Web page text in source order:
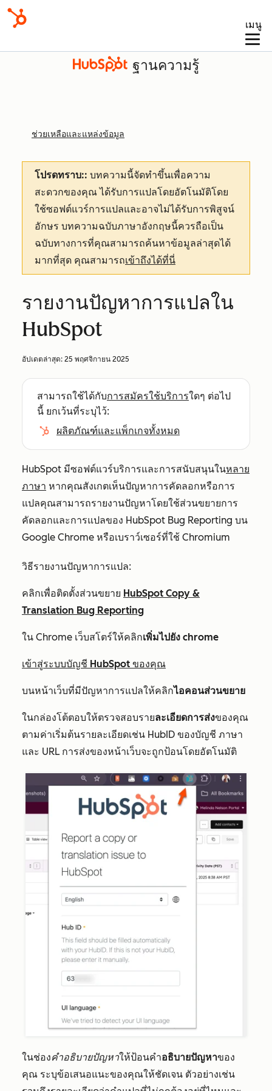
เมนู
ฐานความรู้
ช่วยเหลือและแหล่งข้อมูล
โปรดทราบ:: บทความนี้จัดทำขึ้นเพื่อความ
สะดวกของคุณได้รับการแปลโดยอัตโนมัติโดย
ใช้ซอฟต์แวร์การแปลและอาจไม่ได้รับการพิสูจน์
อักษร บทความฉบับภาษาอังกฤษนี้ควรถือเป็น
ฉบับทางการที่คุณสามารถค้นหาข้อมูลล่าสุดได้
มากที่สุด คุณสามารถเข้าถึงได้ที่นี่
รายงานปัญหาการแปลใน
HubSpot
อัปเดตล่าสุด: 25 พฤศจิกายน 2025
สามารถใช้ได้กับการสมัครใช้บริการใดๆ ต่อไป
นี้ ยกเว้นที่ระบุไว้:
ผลิตภัณฑ์และแพ็กเกจทั้งหมด
HubSpot มีซอฟต์แวร์บริการและการสนับสนุนในหลาย
ภาษา หากคุณสังเกตเห็นปัญหาการคัดลอกหรือการ
แปลคุณสามารถรายงานปัญหาโดยใช้ส่วนขยายการ
คัดลอกและการแปลของ HubSpot Bug Reporting บน
Google Chrome หรือเบราว์เซอร์ที่ใช้ Chromium
วิธีรายงานปัญหาการแปล:
คลิกเพื่อติดตั้งส่วนขยาย HubSpot Copy &
Translation Bug Reporting
ใน Chrome เว็บสโตร์ให้คลิกเพิ่มไปยัง chrome
เข้าสู่ระบบบัญชี HubSpot ของคุณ
บนหน้าเว็บที่มีปัญหาการแปลให้คลิกไอคอนส่วนขยาย
ในกล่องโต้ตอบให้ตรวจสอบรายละเอียดการส่งของคุณ
ตามค่าเริ่มต้นรายละเอียดเช่น HubID ของบัญชี ภาษา
และ URL การส่งของหน้าเว็บจะถูกป้อนโดยอัตโนมัติ
ในช่องคำอธิบายปัญหาให้ป้อนคำอธิบายปัญหาของ
คุณ ระบุข้อเสนอแนะของคุณให้ชัดเจน ตัวอย่างเช่น